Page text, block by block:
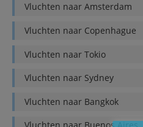
Vluchten naar Amsterdam
Vluchten naar Copenhague
Vluchten naar Tokio
Vluchten naar Sydney
Vluchten naar Bangkok